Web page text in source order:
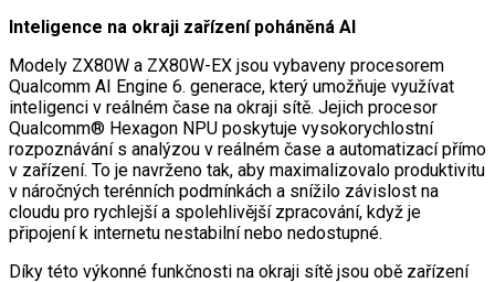
Inteligence na okraji zařízení poháněná AI
Modely ZX80W a ZX80W-EX jsou vybaveny procesorem
Qualcomm AI Engine 6. generace, který umožňuje využívat
inteligenci v reálném čase na okraji sítě. Jejich procesor
Qualcomm® Hexagon NPU poskytuje vysokorychlostní
rozpoznávání s analýzou v reálném čase a automatizací přímo
v zařízení. To je navrženo tak, aby maximalizovalo produktivitu
v náročných terénních podmínkách a snížilo závislost na
cloudu pro rychlejší a spolehlivější zpracování, když je
připojení k internetu nestabilní nebo nedostupné.
Díky této výkonné funkčnosti na okraji sítě jsou obě zařízení